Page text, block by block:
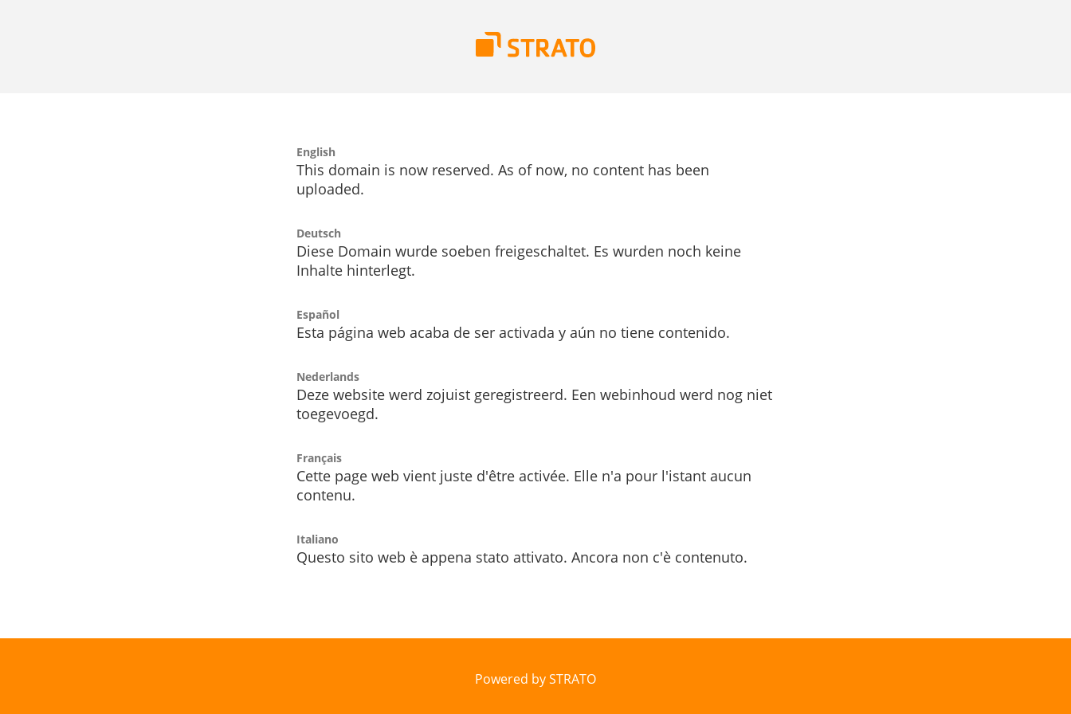
English
This domain is now reserved. As of now, no content has been
uploaded.
Deutsch
Diese Domain wurde soeben freigeschaltet. Es wurden noch keine
Inhalte hinterlegt.
Español
Esta página web acaba de ser activada y aún no tiene contenido.
Nederlands
Deze website werd zojuist geregistreerd. Een webinhoud werd nog niet
toegevoegd.
Français
Cette page web vient juste d'être activée. Elle n'a pour l'istant aucun
contenu.
Italiano
Questo sito web è appena stato attivato. Ancora non c'è contenuto.
Powered by STRATO